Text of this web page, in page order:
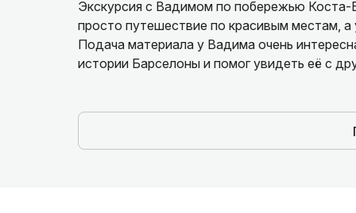
Экскурсия с Вадимом по побережью
просто путешествие по красивым местам, а
Подача материала у Вадима очень
истории Барселоны и помог увидеть её с